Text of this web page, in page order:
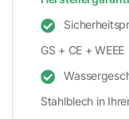
GS + CE + WEEE
Stahlblech in